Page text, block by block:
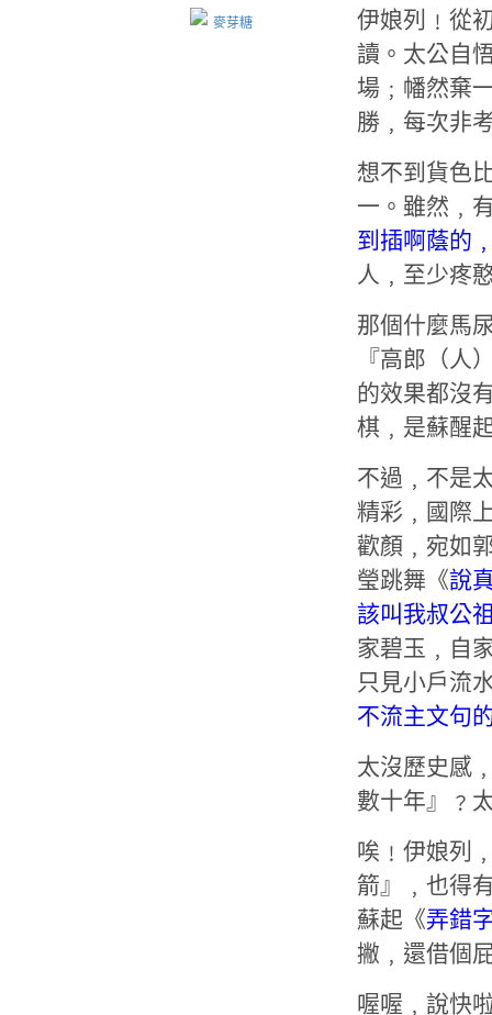
麥芽糖
伊娘列﹗從
讀。太公自
場﹔幡然棄
勝﹐每次非
想不到貨色
一。雖然﹐
到插啊蔭的
人﹐至少疼
那個什麼馬
『高郎（人
的效果都沒
棋﹐是蘇醒
不過﹐不是
精彩﹐國際
歡顏﹐宛如
瑩跳舞《說
該叫我叔公
家碧玉﹐自
只見小戶流
不流主文句
太沒歷史感
數十年』﹖
唉﹗伊娘列
箭』﹐也得
蘇起《弄錯
撇 ﹐還借個
喔喔﹐說快